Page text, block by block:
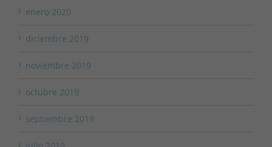
enero 2020
diciembre 2019
noviembre 2019
octubre 2019
septiembre 2019